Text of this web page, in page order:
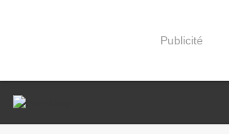
Publicité